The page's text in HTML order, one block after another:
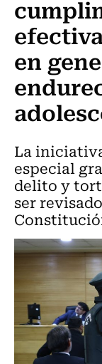
en
La
especial
delito y
ser